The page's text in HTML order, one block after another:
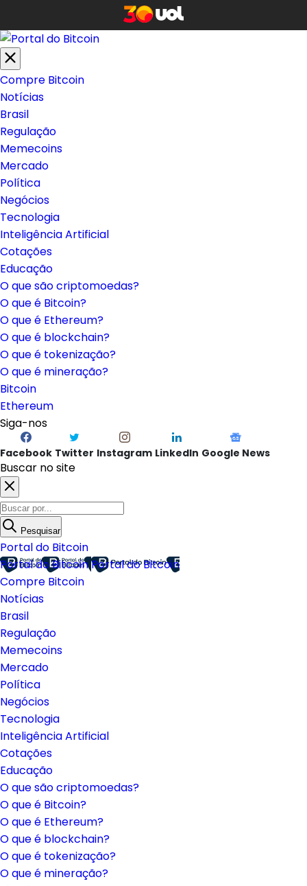
Compre Bitcoin
Notícias
Brasil
Regulação
Memecoins
Mercado
Política
Negócios
Tecnologia
Inteligência Artificial
Cotações
Educação
O que são criptomoedas?
O que é Bitcoin?
O que é Ethereum?
O que é blockchain?
O que é tokenização?
O que é mineração?
Bitcoin
Ethereum
Siga-nos
Facebook Twitter Instagram LinkedIn Google News
Buscar no site
Pesquisar
Portal do Bitcoin
Portal do BitcoinPortal do Bitcoin
Compre Bitcoin
Notícias
Brasil
Regulação
Memecoins
Mercado
Política
Negócios
Tecnologia
Inteligência Artificial
Cotações
Educação
O que são criptomoedas?
O que é Bitcoin?
O que é Ethereum?
O que é blockchain?
O que é tokenização?
O que é mineração?